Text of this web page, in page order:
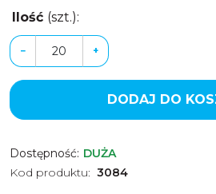
Ilość (szt.):
− +
DODAJ DO
Dostępność: DUŻA
Kod produktu: 3084